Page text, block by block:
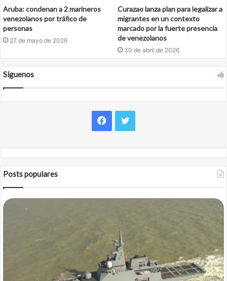
Aruba: condenan a 2 marineros
venezolanos por tráfico de
personas
27 de mayo de 2026
Curazao lanza plan para legalizar a
migrantes en un contexto
marcado por la fuerte presencia
de venezolanos
30 de abril de 2026
Síguenos
Facebook
Twitter
Posts populares